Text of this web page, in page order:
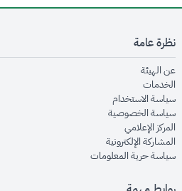
نظرة عامة
عن الهيئةopens in new window
الخدماتopens in new window
سياسة الاستخدام
سياسة الخصوصيةopens in new window
المركز الإعلاميopens in new window
المشاركة الإلكترونيةopens in new window
سياسة حرية المعلوماتopens in new window